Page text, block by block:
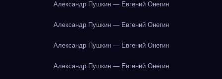
Александр Пушкин — Евгений Онегин
Александр Пушкин — Евгений Онегин
Александр Пушкин — Евгений Онегин
Александр Пушкин — Евгений Онегин